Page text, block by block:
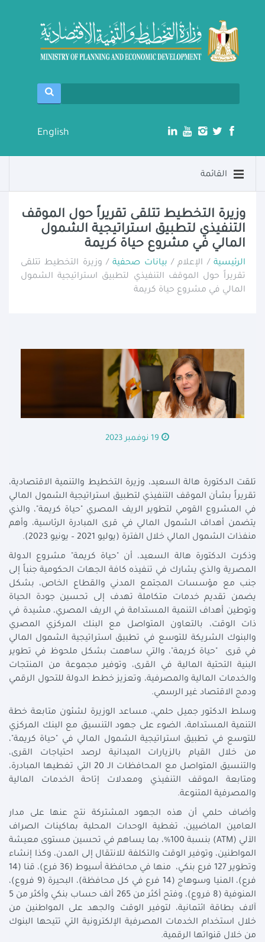
English
القائمة
وزيرة التخطيط تتلقى تقريراً حول الموقف
التنفيذي لتطبيق استراتيجية الشمول
المالي في مشروع حياة كريمة
الرئيسية/ الإعلام / بيانات صحفية/ وزيرة التخطيط تتلقى
تقريراً حول الموقف التنفيذي لتطبيق استراتيجية الشمول
المالي في مشروع حياة كريمة
19 نوفمبر 2023
تلقت الدكتورة هالة السعيد، وزيرة التخطيط والتنمية الاقتصادية،
تقريراً بشأن الموقف التنفيذي لتطبيق استراتيجية الشمول المالي
في المشروع القومي لتطوير الريف المصري "حياة كريمة"، والذي
يتضمن أهداف الشمول المالي في قرى المبادرة الرئاسية، وأهم
منفذات الشمول المالي خلال الفترة (يوليو 2021 – يونيو 2023).
وذكرت الدكتورة هالة السعيد، أن "حياة كريمة" مشروع الدولة
المصرية والذي يشارك في تنفيذه كافة الجهات الحكومية جنباً إلى
جنب مع مؤسسات المجتمع المدني والقطاع الخاص، بشكل
يضمن تقديم خدمات متكاملة تهدف إلى تحسين جودة الحياة
وتوطين أهداف التنمية المستدامة في الريف المصري، مشيدة في
ذات الوقت، بالتعاون المتواصل مع البنك المركزي المصري
والبنوك الشريكة للتوسع في تطبيق استراتيجية الشمول المالي
في قرى "حياة كريمة"، والتي ساهمت بشكل ملحوظ في تطوير
البنية التحتية المالية في القرى، وتوفير مجموعة من المنتجات
والخدمات المالية والمصرفية، وتعزيز خطط الدولة للتحول الرقمي
ودمج الاقتصاد غير الرسمي.
وسلط الدكتور جميل حلمي، مساعد الوزيرة لشئون متابعة خطة
التنمية المستدامة، الضوء على جهود التنسيق مع البنك المركزي
للتوسع في تطبيق استراتيجية الشمول المالي في "حياة كريمة"،
من خلال القيام بالزيارات الميدانية لرصد احتياجات القرى،
والتنسيق المتواصل مع المحافظات الـ 20 التي تغطيها المبادرة،
ومتابعة الموقف التنفيذي ومعدلات إتاحة الخدمات المالية
والمصرفية المتنوعة.
وأضاف حلمي أن هذه الجهود المشتركة نتج عنها على مدار
العامين الماضيين، تغطية الوحدات المحلية بماكينات الصراف
الآلي (ATM) بنسبة 100%، بما يساهم في تحسين مستوى معيشة
المواطنين، وتوفير الوقت والتكلفة للانتقال إلى المدن، وكذا إنشاء
وتطوير 127 فرع بنكي، منها في محافظة أسيوط (36 فرع)، قنا (14
فرع)، المنيا وسوهاج (14 فرع في كل محافظة)، البحيرة (9 فروع)،
المنوفية (8 فروع)، وفتح أكثر من 265 ألف حساب بنكي وأكثر من 5
آلاف بطاقة ائتمانية، لتوفير الوقت والجهد على المواطنين من
خلال استخدام الخدمات المصرفية الإلكترونية التي تتيحها البنوك
من خلال قنواتها الرقمية.